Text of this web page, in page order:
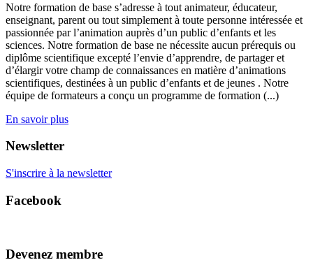
Notre formation de base s’adresse à tout animateur, éducateur,
enseignant, parent ou tout simplement à toute personne intéressée et
passionnée par l’animation auprès d’un public d’enfants et les
sciences. Notre formation de base ne nécessite aucun prérequis ou
diplôme scientifique excepté l’envie d’apprendre, de partager et
d’élargir votre champ de connaissances en matière d’animations
scientifiques, destinées à un public d’enfants et de jeunes . Notre
équipe de formateurs a conçu un programme de formation (...)
En savoir plus
Newsletter
S'inscrire à la newsletter
Facebook
Devenez membre